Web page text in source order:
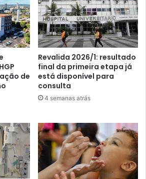
de
Revalida 2026/1: resultado
final da primeira etapa já
está disponível para
consulta
4 semanas atrás